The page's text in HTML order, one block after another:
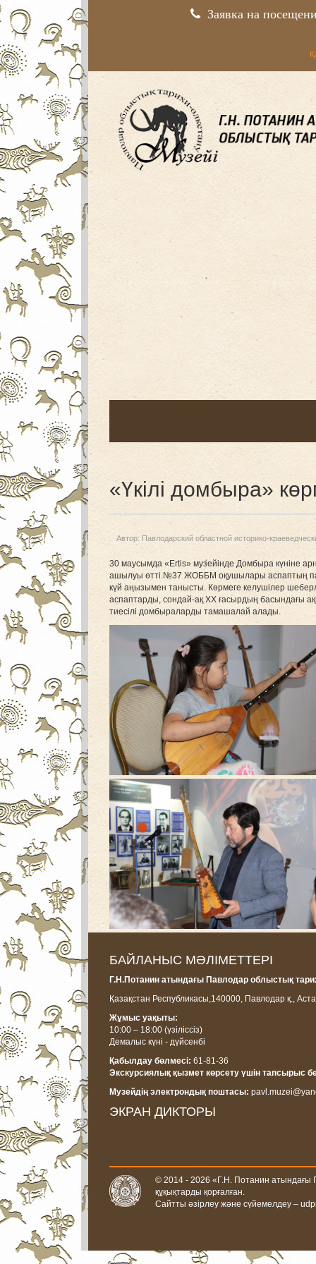
Заявка на
«Үкілі домбыра»
Автор: Павлодарский областной историко-
30 маусымда «Ertis» музейінде Домбыра күніне
ашылуы өтті.№37 ЖОББМ оқушылары аспаптың
күй аңызымен танысты. Көрмеге келушілер
аспаптарды, сондай-ақ ХХ ғасырдың басындағы
тиесілі домбыраларды тамашалай алады.
БАЙЛАНЫС МӘЛІМЕТТЕРІ
Г.Н.Потанин атындағы Павлодар облыстық
Қазақстан Республикасы,140000, Павлодар қ.,
Жұмыс уақыты:
10:00 – 18:00 (үзіліссіз)
Демалыс күні - дүйсенбі
Қабылдау бөлмесі: 61-81-36
Экскурсиялық қызмет көрсету үшін тапсырыс
Музейдің электрондық поштасы:
ЭКРАН ДИКТОРЫ
© 2014 - 2026 «Г.Н. Потанин атындағы
құқықтарды қорғалған.
Сайтты әзірлеу және сүйемелдеу –